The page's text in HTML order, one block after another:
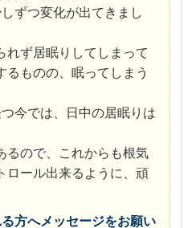
ずつ変化が出てきまし
れず居眠りしてしまって
るものの、眠ってしまう
今では、日中の居眠りは
るので、これからも根気
ロール出来るように、頑
方へメッセージをお願い